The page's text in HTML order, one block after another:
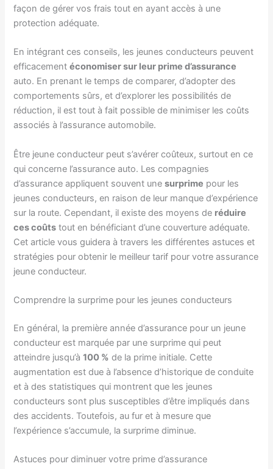
façon de gérer vos frais tout en ayant accès à une
protection adéquate.
En intégrant ces conseils, les jeunes conducteurs peuvent
efficacementéconomiser sur leur prime d’assurance
auto. En prenant le temps de comparer, d’adopter des
comportements sûrs, et d’explorer les possibilités de
réduction, il est tout à fait possible de minimiser les coûts
associés à l’assurance automobile.
Être jeune conducteur peut s’avérer coûteux, surtout en ce
qui concerne l’assurance auto. Les compagnies
d’assurance appliquent souvent unesurprime pour les
jeunes conducteurs, en raison de leur manque d’expérience
sur la route. Cependant, il existe des moyens de réduire
ces coûts tout en bénéficiant d’une couverture adéquate.
Cet article vous guidera à travers les différentes astuces et
stratégies pour obtenir le meilleur tarif pour votre assurance
jeune conducteur.
Comprendre la surprime pour les jeunes conducteurs
En général, la première année d’assurance pour un jeune
conducteur est marquée par une surprime qui peut
atteindre jusqu’à100 % de la prime initiale. Cette
augmentation est due à l’absence d’historique de conduite
et à des statistiques qui montrent que les jeunes
conducteurs sont plus susceptibles d’être impliqués dans
des accidents. Toutefois, au fur et à mesure que
l’expérience s’accumule, la surprime diminue.
Astuces pour diminuer votre prime d’assurance